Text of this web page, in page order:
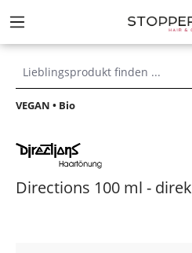
springen
VEGAN • Bio
Directions 100 ml -